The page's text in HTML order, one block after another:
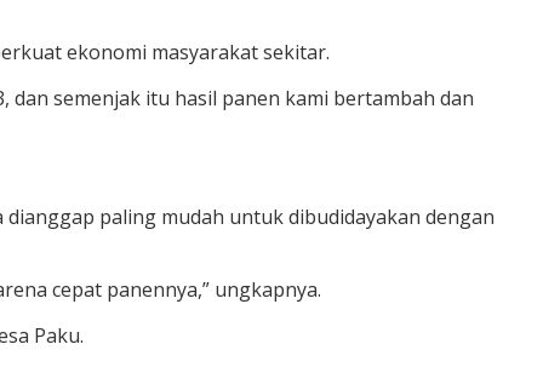
ekonomi masyarakat sekitar.
semenjak itu hasil panen kami bertambah dan
paling mudah untuk dibudidayakan dengan
cepat panennya,” ungkapnya.
Paku.